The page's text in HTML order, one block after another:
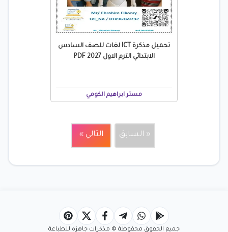
تحميل مذكرة ICT لغات للصف السادس
الابتدائي الترم الاول 2027 PDF
مستر ابراهيم الكومي
« السابق التالي »
جميع الحقوق محفوظة © مذكرات جاهزة للطباعة